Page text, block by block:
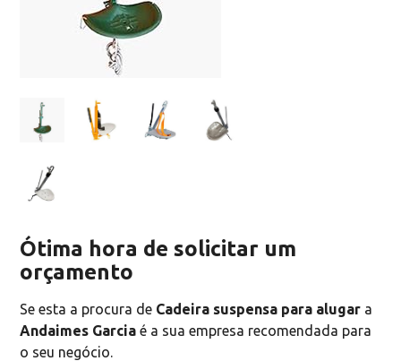
Ótima hora de solicitar um
orçamento
Se esta a procura de Cadeira suspensa para alugar a
Andaimes Garcia é a sua empresa recomendada para
o seu negócio.